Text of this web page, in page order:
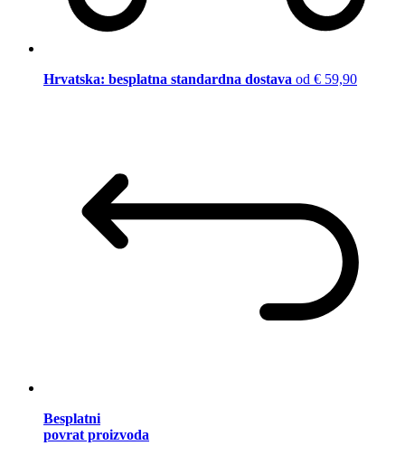
Hrvatska: besplatna standardna dostava od € 59,90
Besplatni
povrat proizvoda